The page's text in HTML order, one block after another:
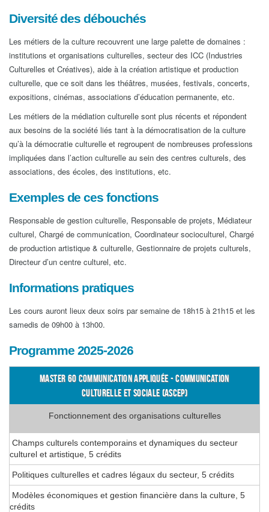
Diversité des débouchés
Les métiers de la culture recouvrent une large palette de domaines :
institutions et organisations culturelles, secteur des ICC (Industries
Culturelles et Créatives), aide à la création artistique et production
culturelle, que ce soit dans les théâtres, musées, festivals, concerts,
expositions, cinémas, associations d’éducation permanente, etc.
Les métiers de la médiation culturelle sont plus récents et répondent
aux besoins de la société liés tant à la démocratisation de la culture
qu’à la démocratie culturelle et regroupent de nombreuses professions
impliquées dans l’action culturelle au sein des centres culturels, des
associations, des écoles, des institutions, etc.
Exemples de ces fonctions
Responsable de gestion culturelle, Responsable de projets, Médiateur
culturel, Chargé de communication, Coordinateur socioculturel, Chargé
de production artistique & culturelle, Gestionnaire de projets culturels,
Directeur d’un centre culturel, etc.
Informations pratiques
Les cours auront lieux deux soirs par semaine de 18h15 à 21h15 et les
samedis de 09h00 à 13h00.
Programme 2025-2026
MASTER 60 COMMUNICATION APPLIQUÉE - COMMUNICATION
CULTURELLE ET SOCIALE (ASCEP)
Fonctionnement des organisations culturelles
Champs culturels contemporains et dynamiques du secteur
culturel et artistique, 5 crédits
Politiques culturelles et cadres légaux du secteur, 5 crédits
Modèles économiques et gestion financière dans la culture, 5
crédits